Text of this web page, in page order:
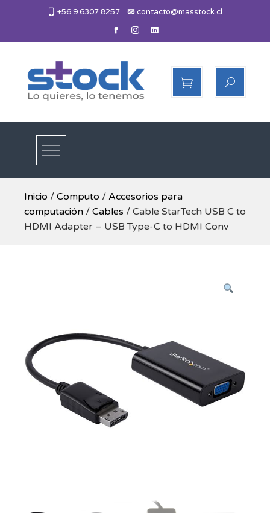
+56 9 6307 8257 contacto@masstock.cl
Más Stock
Inicio / Computo / Accesorios para
computación / Cables / Cable StarTech USB C to
HDMI Adapter – USB Type-C to HDMI Conv